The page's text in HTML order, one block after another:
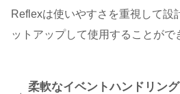
Reflexは使いやすさを重視して設
ットアップして使用することがで
柔軟なイベントハンドリング